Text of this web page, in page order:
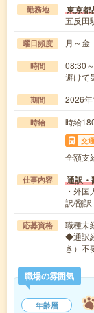
勤務地 東京都
五反田
曜日頻度 月～
時間
08:30
避けて
期間 2026
時給 時給
交
全額支
仕事内容 通訳・
・外
訳/翻
応募資格
職種未
◆通訳
き）不
職場の雰囲気
年齢層